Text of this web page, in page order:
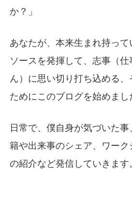
か？」
あなたが、本来生まれ持って
ソースを発揮して、志事（
ん）に思い切り打ち込める
ためにこのブログを始めまし
日常で、僕自身が気づいた
籍や出来事のシェア、ワー
の紹介など発信していきます